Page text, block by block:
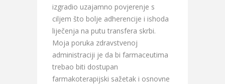
izgradio uzajamno povjerenje s
ciljem što bolje adherencije i ishoda
liječenja na putu transfera skrbi.
Moja poruka zdravstvenoj
administraciji je da bi farmaceutima
trebao biti dostupan
farmakoterapijski sažetak i osnovne